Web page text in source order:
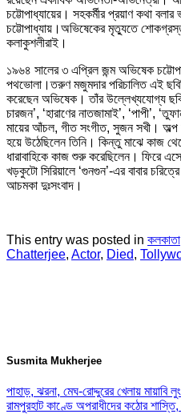
চট্টোপাধ্যায়ের। সহকর্মীর প্রয়াণ কথা
চট্টোপাধ্যায়।অভিষেকের মৃত্যুতে
কলাকুশলীরাই।
১৯৬৪ সালের ৩ এপ্রিল জন্ম অভিষেক
পথভোলা।তরুণ মজুমদার পরিচালিত এই
করেছেন অভিষেক। তাঁর উল্লেখ্যযোগ্য
চারজন’, ‘হারাণের নাতজামাই’, ‘পাপী’,
মায়ের আঁচল, গীত সংগীত, সুজন সখী।
হয়ে উঠেছিলেন তিনি। কিন্তু মাঝে কাজ
ধারাবাহিকে কাজ শুরু করেছিলেন। ফিরে
খড়কুটো সিরিয়ালে ‘গুনগুন’-এর বাবার
আচমকা দুঃসংবাদ।
This entry was posted in কলকাতা
Chatterjee, Actor, Died,
Susmita Mukherjee
পাহাড়, ঝরনা, মেঘ-রোদ্দুরের খেলায় মায়াবি
রামপুরহাট কাণ্ডে অপরাধীদের কঠোর